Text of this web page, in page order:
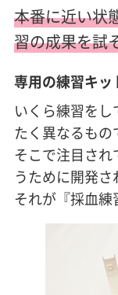
本番に近い状
習の成果を試
専用の練習キッ
いくら練習を
たく異なるもの
そこで注目さ
うために開発さ
それが『採血